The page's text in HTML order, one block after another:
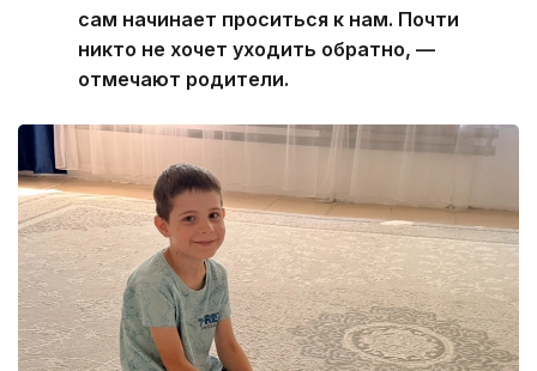
сам начинает проситься к нам. Почти
никто не хочет уходить обратно, —
отмечают родители.